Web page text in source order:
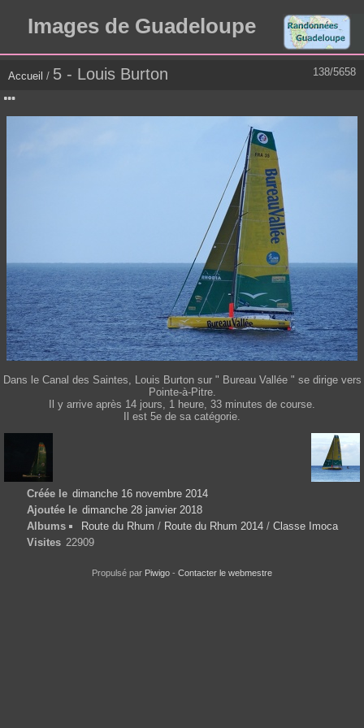
Images de Guadeloupe
138/5658
Accueil / 5 - Louis Burton
Dans le Canal des Saintes, Louis Burton sur " Bureau Vallée " se dirige vers
Pointe-à-Pitre.
Il y arrive après 14 jours, 1 heure, 33 minutes de course.
Il est 5e de sa catégorie.
Créée le dimanche 16 novembre 2014
Ajoutée le dimanche 28 janvier 2018
Albums
Route du Rhum / Route du Rhum 2014 / Classe Imoca
Visites 22909
Propulsé par Piwigo - Contacter le webmestre